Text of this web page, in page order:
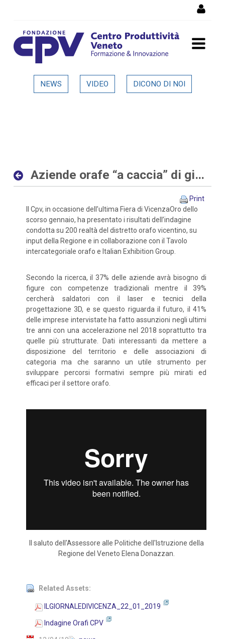
Aziende orafe “a caccia” di
NEWS VIDEO DICONO DI NOI
Aziende orafe “a caccia” di giovani sia con competenze digitali che tradizionali
Print
Il Cpv, in occasione dell’ultima Fiera di VicenzaOro dello
scorso gennaio, ha presentato i risultati dell’indagine
condotta su 200 realtà del distretto orafo vicentino, su
input della Regione e in collaborazione con il Tavolo
intercategoriale orafo e Italian Exhibition Group.
Secondo la ricerca, il 37% delle aziende avrà bisogno di
figure con competenze tradizionali mentre il 39%
cercherà saldatori con il laser e tecnici della
progettazione 3D, e se questo riguarda il futuro, il 41%
delle imprese intervistate ha fatto assunzioni negli ultimi
tre anni con una accelerazione nel 2018 soprattutto tra
quelle più strutturate. Dati interessanti da mettere a
disposizione del territorio e delle associazioni di
categoria ma che saranno un utile strumento per
sviluppare percorsi formativi sempre più mirati ed
efficaci per il settore orafo.
Il saluto dell'Assessore alle Politiche dell'Istruzione della
Regione del Veneto Elena Donazzan.
Related Assets:
ILGIORNALEDIVICENZA_22_01_2019
Indagine Orafi CPV